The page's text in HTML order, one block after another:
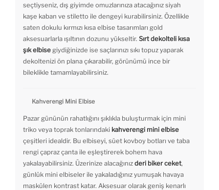
seçtiyseniz, dış giyimde omuzlarınıza atacağınız siyah
kaşe kaban ve stiletto ile dengeyi kurabilirsiniz. Özellikle
saten dokulu kırmızı kısa elbise tasarımları gold
aksesuarlarla ışıltının dozunu yükseltir. Sırt dekolteli kısa
şık elbise giydiğinizde ise saçlarınızı sıkı topuz yaparak
dekoltenizi ön plana çıkarabilir, görünümü ince bir
bileklikle tamamlayabilirsiniz.
Kahverengi Mini Elbise
Pazar gününün rahatlığını şıklıkla buluşturmak için mini
triko veya toprak tonlarındaki kahverengi mini elbise
çeşitleri idealdir. Bu elbiseyi, süet kovboy botları ve taba
rengi çapraz çanta ile eşleştirerek bohem hava
yakalayabilirsiniz. Üzerinize alacağınızderi biker ceket,
günlük mini elbiseler ile yakaladığınız yumuşak havaya
maskülen kontrast katar. Aksesuar olarak geniş kenarlı